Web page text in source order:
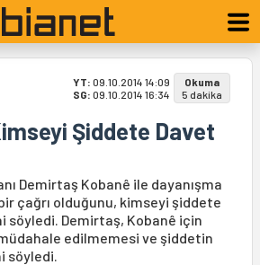
YT: 09.10.2014 14:09
SG: 09.10.2014 16:34
Okuma
5 dakika
Şiddete Davet
Demirtaş Kobanê ile dayanışma
çağrı olduğunu, kimseyi şiddete
söyledi. Demirtaş, Kobanê için
edilmemesi ve şiddetin
söyledi.